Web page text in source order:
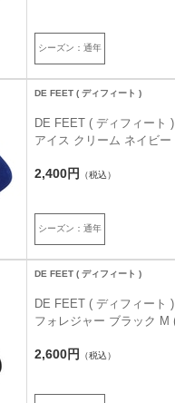
シーズン：通年
DE FEET ( ディフィート )
DE FEET ( ディフィート
アイス クリーム ネイビー
2,400円 （税込）
シーズン：通年
DE FEET ( ディフィート )
DE FEET ( ディフィート
フォレジャー ブラック M
2,600円 （税込）